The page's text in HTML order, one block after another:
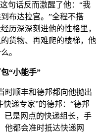
句话反而激醒了他：“我
布达拉宫。”全程不搭
历深深刻进他的性格里，
货物、再难爬的楼梯，他
。
“小能手”
时顺丰和德邦都向他抛出
递专家”的德邦：“德邦
已是网点的快递组长，手
他都会准时抵达快递网